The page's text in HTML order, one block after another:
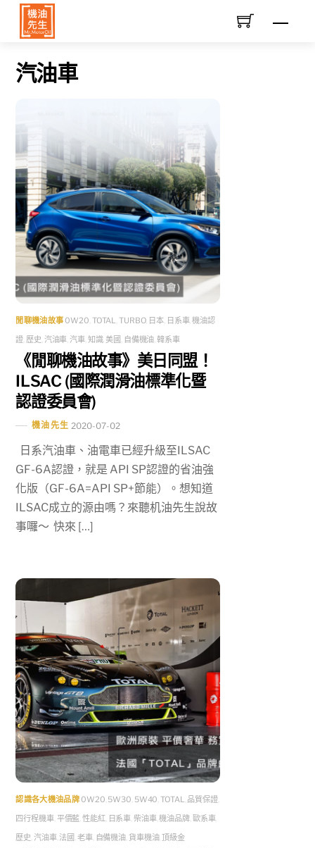
Skip
汽油車
閒聊機油故事 0W20, TOTAL, TURBO, 日本, 日系車,機油認
證, 歷史, 汽油車, 汽車,知識, 美國 , 自備機油,韓系車
《閒聊機油故事》美日同盟！
ILSAC (國際潤滑油標準化暨
認證委員會)
機油先生 2020-07-02
日系汽油車、油電車已經升級至ILSAC
GF-6A認證，就是 API SP認證的省油強
化版（GF-6A=API SP+節能）。想知道
ILSAC成立的源由嗎？來聽机油先生說故
事囉～ 快來 […]
認識各大機油品牌 0W20,5W30, 5W40, TOTAL,品質保證,
四行程機車,平價藍,性能紅, 日系車,柴油車,機油品牌, 歐系車,
歷史, 汽油車,法國 ,老車, 自備機油, 貨車機油,頂級金